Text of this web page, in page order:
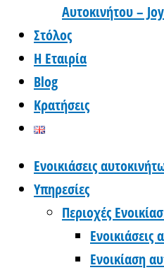
Αυτοκινήτου –
Στόλος
Η Εταιρία
Blog
Κρατήσεις
Ενοικιάσεις
Υπηρεσίες
Περιοχές
Ενοικίαση